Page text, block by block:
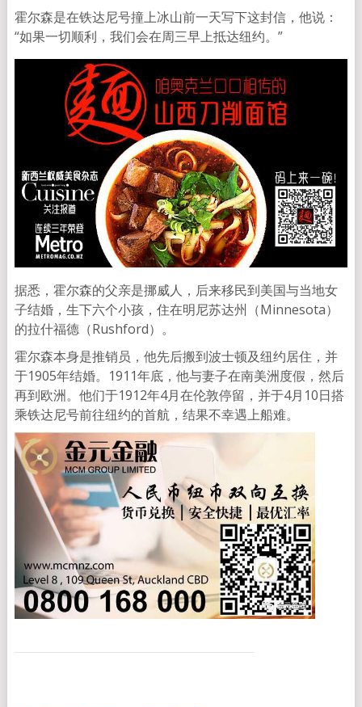
霍尔森是在铁达尼号撞上冰山前一天写下这封信，他说：
“如果一切顺利，我们会在周三早上抵达纽约。”
据悉，霍尔森的父亲是挪威人，后来移民到美国与当地女
子结婚，生下六个小孩，住在明尼苏达州（Minnesota）
的拉什福德（Rushford）。
霍尔森本身是推销员，他先后搬到波士顿及纽约居住，并
于1905年结婚。1911年底，他与妻子在南美洲度假，然后
再到欧洲。他们于1912年4月在伦敦停留，并于4月10日搭
乘铁达尼号前往纽约的首航，结果不幸遇上船难。